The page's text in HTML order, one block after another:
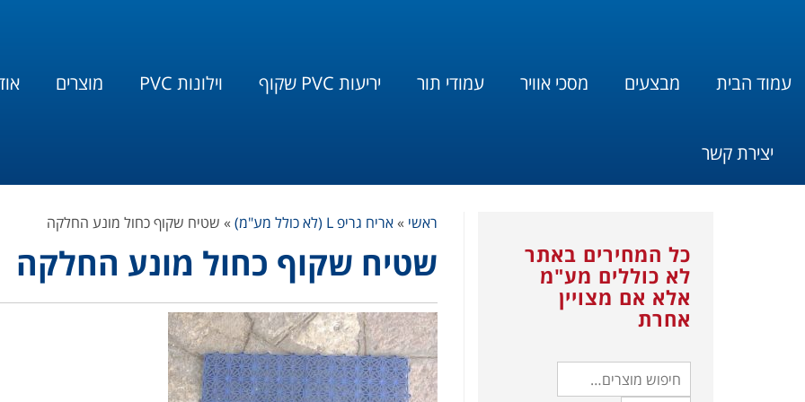
עמוד הבית מבצעים מסכי אוויר עמודי תור יריעות PVC שקוף וילונות PVC מוצרים
יצירת קשר
ראשי » אריח גריפ L (לא כולל מע"מ) » שטיח שקוף כחול מונע החלקה
שטיח שקוף כחול מונע החלקה
כל המחירים באתר
לא כוללים מע"מ
אלא אם מצויין
אחרת